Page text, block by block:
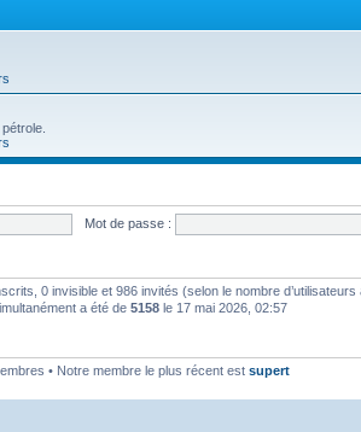
Mot de passe :
0 invisible et 986 invités (selon le nombre
a été de 5158 le 17 mai 2026, 02:57
• Notre membre le plus récent est supert